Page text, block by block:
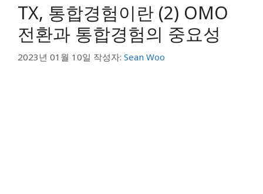
TX, 통합경험이란 (2) OMO
전환과 통합경험의 중요성
2023년 01월 10일 작성자: Sean Woo